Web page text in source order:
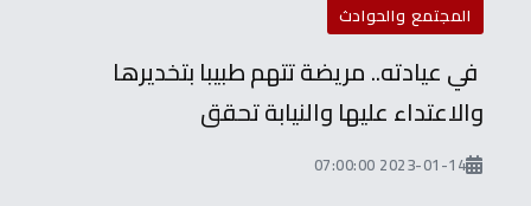
المجتمع والحوادث
في عيادته.. مريضة تتهم طبيبا بتخديرها
والاعتداء عليها والنيابة تحقق
2023-01-14 07:00:00